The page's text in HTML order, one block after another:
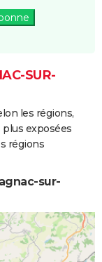
SUR-
les régions,
plus exposées
régions
sur-